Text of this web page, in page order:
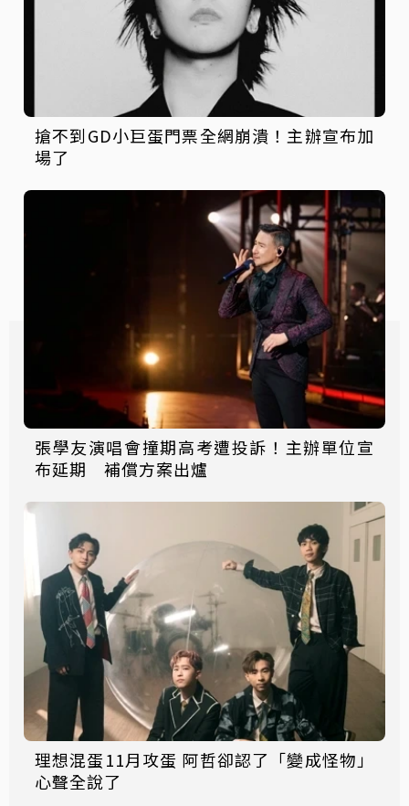
搶不到GD小巨蛋門票全網崩潰！主辦宣布加
場了
張學友演唱會撞期高考遭投訴！主辦單位宣
布延期 補償方案出爐
理想混蛋11月攻蛋 阿哲卻認了「變成怪物」
心聲全說了